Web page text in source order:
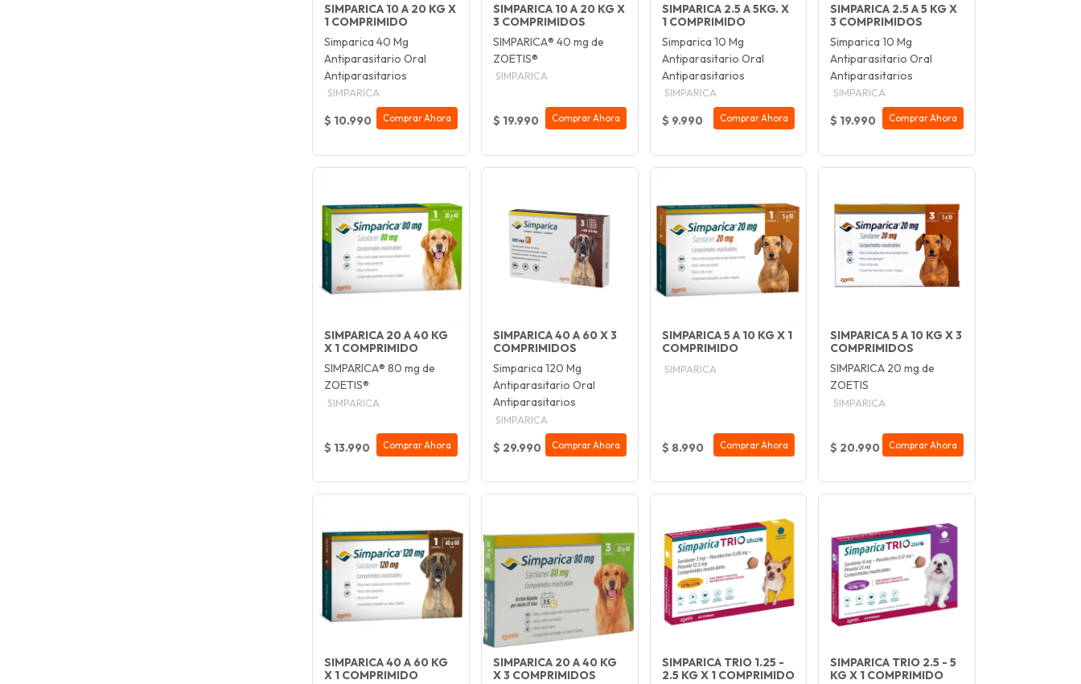
SIMPARICA 10 A 20 KG X
1 COMPRIMIDO
Simparica 40 Mg
Antiparasitario Oral
Antiparasitarios
SIMPARICA
$ 10.990 Comprar Ahora
SIMPARICA 10 A 20 KG X
3 COMPRIMIDOS
SIMPARICA® 40 mg de
ZOETIS®
SIMPARICA
$ 19.990 Comprar Ahora
SIMPARICA 2.5 A 5KG. X
1 COMPRIMIDO
Simparica 10 Mg
Antiparasitario Oral
Antiparasitarios
SIMPARICA
$ 9.990 Comprar Ahora
SIMPARICA 2.5 A 5 KG X
3 COMPRIMIDOS
Simparica 10 Mg
Antiparasitario Oral
Antiparasitarios
SIMPARICA
$ 19.990 Comprar Ahora
SIMPARICA 20 A 40 KG
X 1 COMPRIMIDO
SIMPARICA® 80 mg de
ZOETIS®
SIMPARICA
$ 13.990 Comprar Ahora
SIMPARICA 40 A 60 X 3
COMPRIMIDOS
Simparica 120 Mg
Antiparasitario Oral
Antiparasitarios
SIMPARICA
$ 29.990 Comprar Ahora
SIMPARICA 5 A 10 KG X 1
COMPRIMIDO
SIMPARICA
$ 8.990 Comprar Ahora
SIMPARICA 5 A 10 KG X 3
COMPRIMIDOS
SIMPARICA 20 mg de
ZOETIS
SIMPARICA
$ 20.990 Comprar Ahora
SIMPARICA 40 A 60 KG
X 1 COMPRIMIDO
SIMPARICA 20 A 40 KG
X 3 COMPRIMIDOS
SIMPARICA TRIO 1.25 -
2.5 KG X 1 COMPRIMIDO
SIMPARICA TRIO 2.5 - 5
KG X 1 COMPRIMIDO